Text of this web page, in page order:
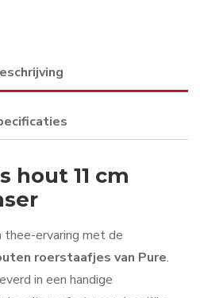
hout 11 cm
ervaring met de
roerstaafjes van Pure.
in een handige